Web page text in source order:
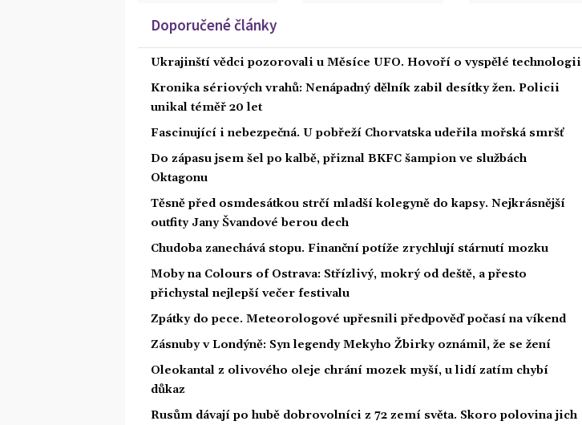
Doporučené články
Ukrajinští vědci pozorovali u Měsíce UFO. Hovoří o vyspělé technologii
Kronika sériových vrahů: Nenápadný dělník zabil desítky žen. Policii
unikal téměř 20 let
Fascinující i nebezpečná. U pobřeží Chorvatska udeřila mořská smršť
Do zápasu jsem šel po kalbě, přiznal BKFC šampion ve službách
Oktagonu
Těsně před osmdesátkou strčí mladší kolegyně do kapsy. Nejkrásnější
outfity Jany Švandové berou dech
Chudoba zanechává stopu. Finanční potíže zrychlují stárnutí mozku
Moby na Colours of Ostrava: Střízlivý, mokrý od deště, a přesto
přichystal nejlepší večer festivalu
Zpátky do pece. Meteorologové upřesnili předpověď počasí na víkend
Zásnuby v Londýně: Syn legendy Mekyho Žbirky oznámil, že se žení
Oleokantal z olivového oleje chrání mozek myší, u lidí zatím chybí
důkaz
Rusům dávají po hubě dobrovolníci z 72 zemí světa. Skoro polovina jich